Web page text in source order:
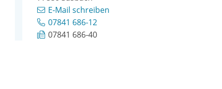
E-Mail schreiben
07841 686-12
07841 686-40